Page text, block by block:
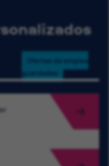
Ofertas de empleo
guardadas